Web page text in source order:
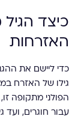
כיצד
האזרחות
כדי ליישם את
גילו של האזרח